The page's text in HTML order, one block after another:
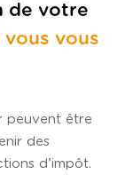
de votre
vous
peuvent être
des
d’impôt.